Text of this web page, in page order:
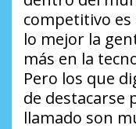
competitivo es
lo mejor la
más en la
Pero los que
de destacarse
llamado son